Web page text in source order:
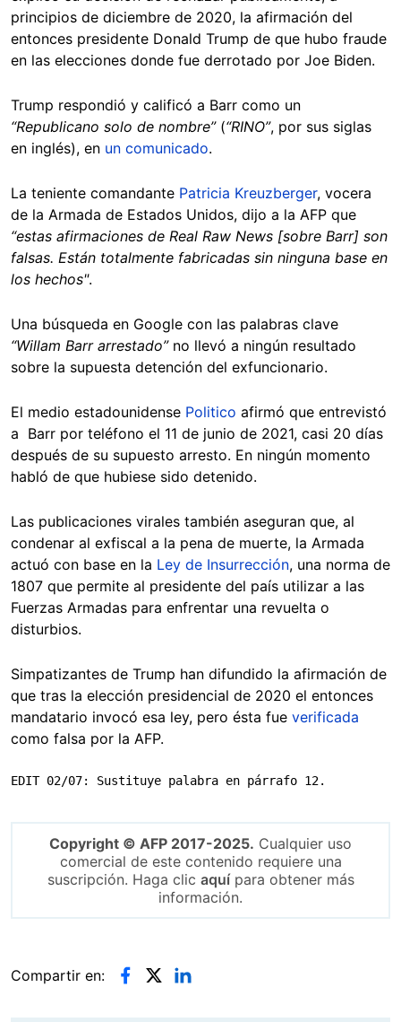
principios de diciembre de 2020, la afirmación del
entonces presidente Donald Trump de que hubo fraude
en las elecciones donde fue derrotado por Joe Biden.
Trump respondió y calificó a Barr como un
“Republicano solo de nombre”(“RINO”, por sus siglas
en inglés), en un comunicado.
La teniente comandante Patricia Kreuzberger, vocera
de la Armada de Estados Unidos, dijo a la AFP que
“estas afirmaciones de Real Raw News [sobre Barr] son
falsas. Están totalmente fabricadas sin ninguna base en
los hechos".
Una búsqueda en Google con las palabras clave
“Willam Barr arrestado”no llevó a ningún resultado
sobre la supuesta detención del exfuncionario.
El medio estadounidense Politico afirmó que entrevistó
a Barr por teléfono el 11 de junio de 2021, casi 20 días
después de su supuesto arresto. En ningún momento
habló de que hubiese sido detenido.
Las publicaciones virales también aseguran que, al
condenar al exfiscal a la pena de muerte, la Armada
actuó con base en la Ley de Insurrección, una norma de
1807 que permite al presidente del país utilizar a las
Fuerzas Armadas para enfrentar una revuelta o
disturbios.
Simpatizantes de Trump han difundido la afirmación de
que tras la elección presidencial de 2020 el entonces
mandatario invocó esa ley, pero ésta fue verificada
como falsa por la AFP.
EDIT 02/07: Sustituye palabra en párrafo 12.
Copyright © AFP 2017-2025. Cualquier uso
comercial de este contenido requiere una
suscripción. Haga clic aquípara obtener más
información.
Compartir en: